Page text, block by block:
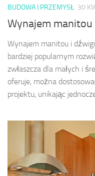
BUDOWA I PRZEMYSŁ 30
Wynajem
Wynajem manitou i
bardziej popularnym
zwłaszcza dla małych i
oferuje, można
projektu, unikając